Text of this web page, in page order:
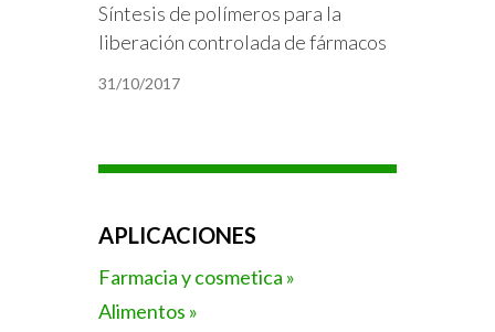
Síntesis de polímeros para la
liberación controlada de fármacos
31/10/2017
APLICACIONES
Farmacia y cosmetica »
Alimentos »